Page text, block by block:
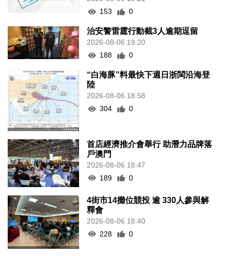
153
0
治安警雷霆行動截3人逾期逗留
2026-08-06 19:20
188
0
“白海豚”料最快下週日浙閩沿海登
陸
2026-08-06 18:58
304
0
首店經濟推介會舉行 助潛力品牌落
戶澳門
2026-08-06 18:47
189
0
4街市14攤位競投 逾 330人參與解
釋會
2026-08-06 18:40
228
0